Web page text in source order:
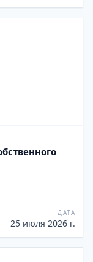
ДАТА
25 июля 2026 г.